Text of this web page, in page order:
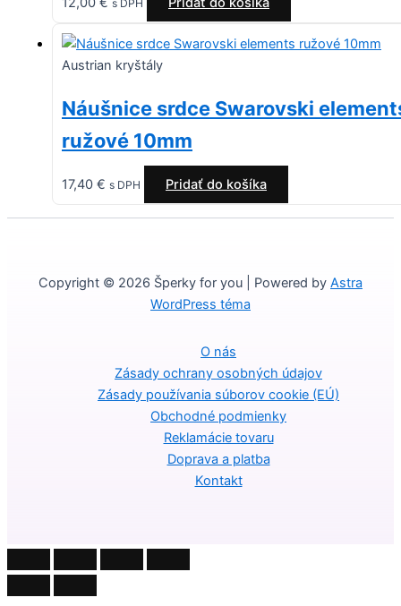
s DPH
Austrian kryštály
Náušnice srdce Swarovski
ružové 10mm
17,40 € s DPH Pridať do košíka
Copyright © 2026 Šperky for you | Powered by Astra
WordPress téma
O nás
Zásady ochrany osobných údajov
Zásady používania súborov cookie (EÚ)
Obchodné podmienky
Reklamácie tovaru
Doprava a platba
Kontakt